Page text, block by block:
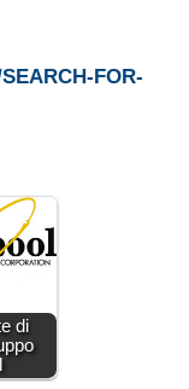
FOR-
di